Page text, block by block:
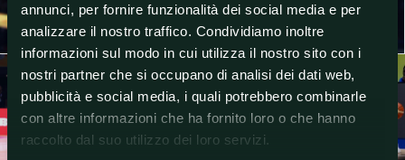
annunci, per fornire funzionalità dei social media e per
analizzare il nostro traffico. Condividiamo inoltre
informazioni sul modo in cui utilizza il nostro sito con i
nostri partner che si occupano di analisi dei dati web,
pubblicità e social media, i quali potrebbero combinarle
con altre informazioni che ha fornito loro o che hanno
raccolto dal suo utilizzo dei loro servizi.